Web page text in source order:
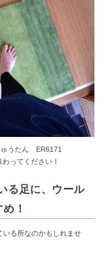
ゅうたん ER6171
ってください！
る足に、ウール
！
る所なのかもしれませ